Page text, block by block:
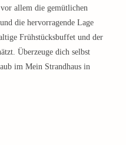
allem die gemütlichen
die hervorragende Lage
Frühstücksbuffet und der
Überzeuge dich selbst
im Mein Strandhaus in